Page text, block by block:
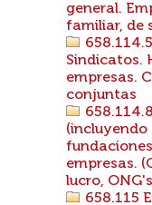
general.
familiar, de
Sindicatos.
empresas.
conjuntas
(incluyendo
empresas.
lucro,
658.115